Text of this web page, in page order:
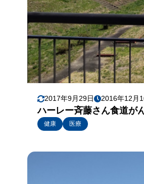
2017年9月29日 2016年12月
ハーレー斉藤さん食道が
健康
医療